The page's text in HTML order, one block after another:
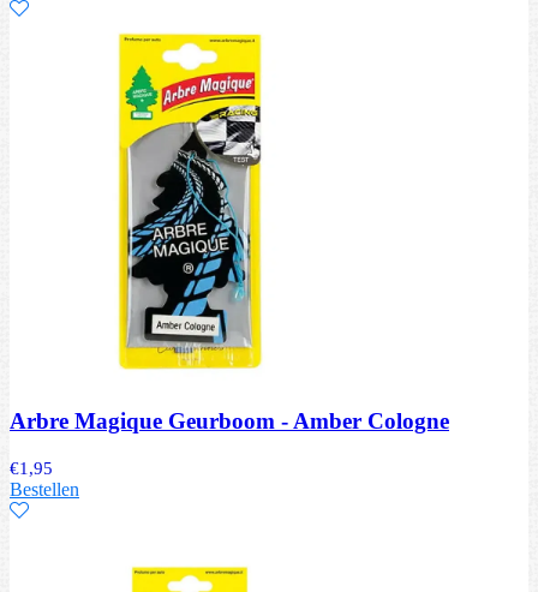
Arbre Magique Geurboom - Amber Cologne
€1,95
Bestellen